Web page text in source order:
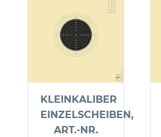
KLEINKALIBER
EINZELSCHEIBEN,
ART.-NR.